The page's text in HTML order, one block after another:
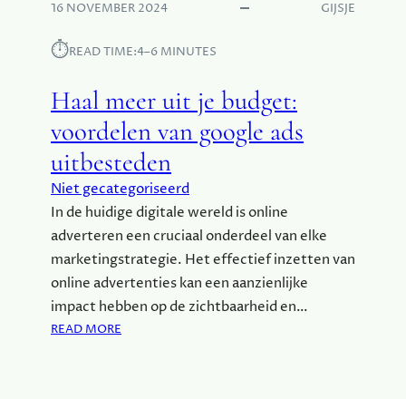
E
B
I
E
N
V
A
N
N
16 NOVEMBER 2024 GIJSJE
⏱︎READ TIME:4–6 MINUTES
Haal meer uit je budget:
voordelen van google ads
uitbesteden
Niet gecategoriseerd
In de huidige digitale wereld is online
adverteren een cruciaal onderdeel van elke
marketingstrategie. Het effectief inzetten van
online advertenties kan een aanzienlijke
impact hebben op de zichtbaarheid en…
READ MORE